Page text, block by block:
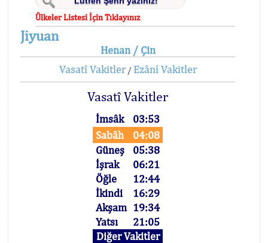
Ülkeler Listesi İçin Tıklayınız
Jiyuan
Henan / Çin
Vasatî Vakitler/ Ezânî Vakitler
Vasatî Vakitler
İmsâk
03:53
Sabâh
04:08
Güneş
05:38
İşrak
06:21
Öğle
12:44
İkindi
16:29
Akşam 19:34
Yatsı
21:05
Diğer Vakitler